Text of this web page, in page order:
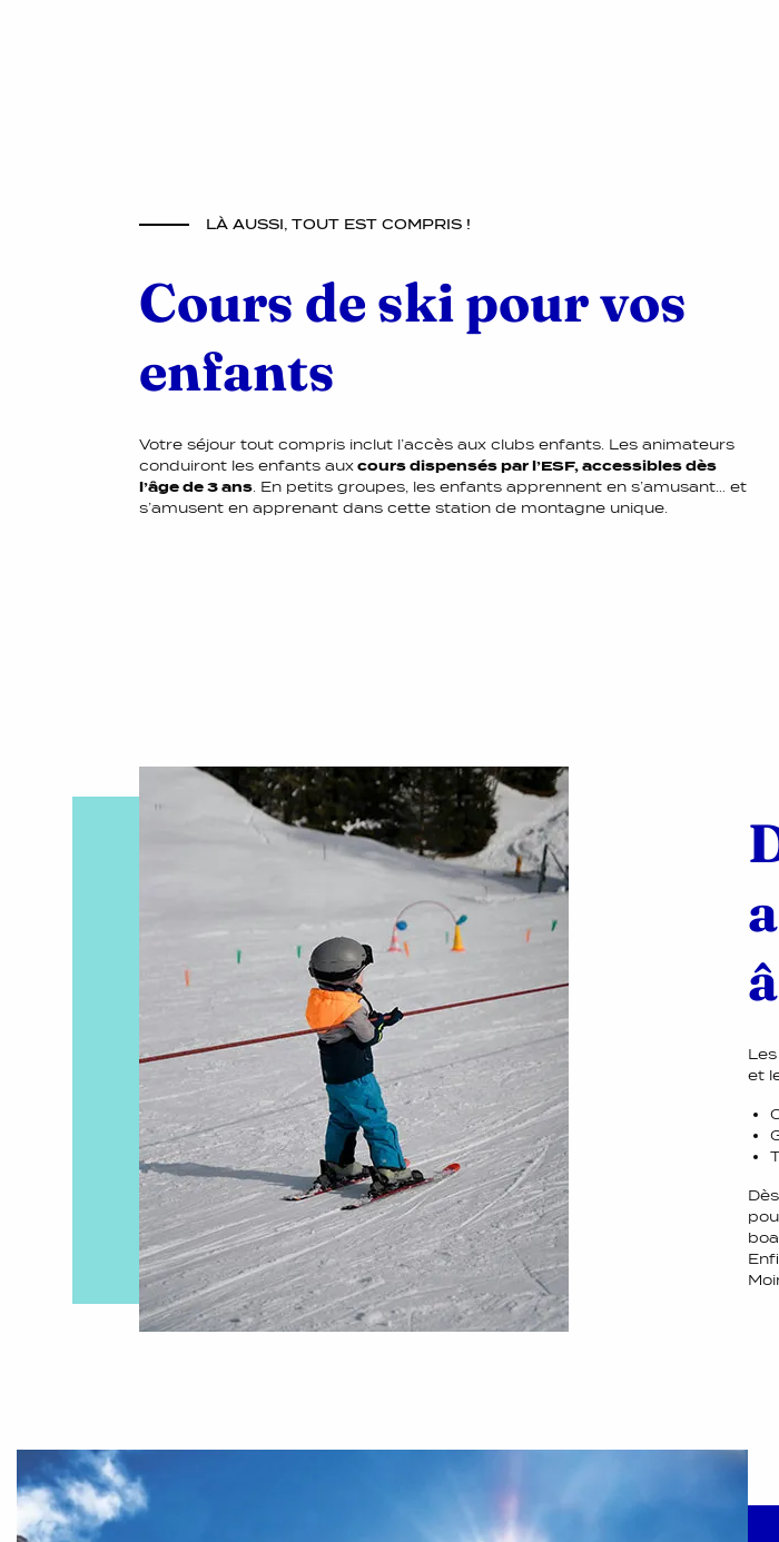
LÀ AUSSI, TOUT EST COMPRIS !
Cours de ski pour vos
enfants
Votre séjour tout compris inclut l’accès aux clubs enfants. Les animateurs
conduiront les enfants auxcours dispensés par l’ESF, accessibles dès
l’âge de 3 ans. En petits groupes, les enfants apprennent en s’amusant… et
s’amusent en apprenant dans cette station de montagne unique.
et